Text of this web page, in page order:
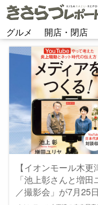
コ
ン
ン
グルメ 開店・閉店
【イオンモール木
「池上彰さんと増
／撮影会」が7月25